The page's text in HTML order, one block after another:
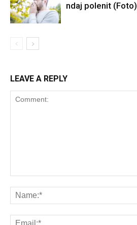
ndaj polenit (Foto)
LEAVE A REPLY